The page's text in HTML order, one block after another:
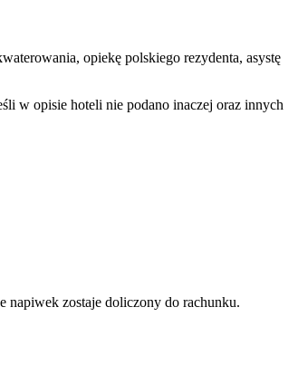
opiekę polskiego rezydenta, asystę
w opisie hoteli nie podano inaczej oraz innych
napiwek zostaje doliczony do rachunku.